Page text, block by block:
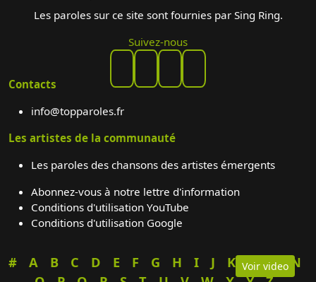
Voir video
Les paroles sur ce site sont fournies par Sing Ring.
Suivez-nous
Contacts
info@topparoles.fr
Les artistes de la communauté
Les paroles des chansons des artistes émergents
Abonnez-vous à notre lettre d'information
Conditions d'utilisation YouTube
Conditions d'utilisation Google
# A B C D E F G H I J K L M
N